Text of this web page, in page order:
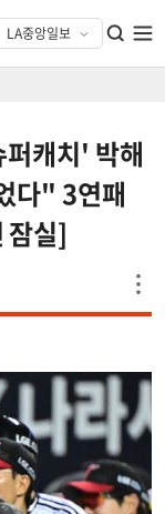
캐치' 박해
다" 3연패
잠실]